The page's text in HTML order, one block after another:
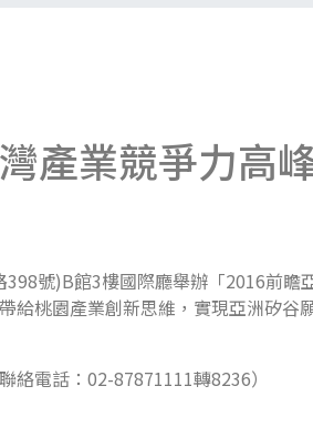
產業競爭力高峰
號)B館3樓國際廳舉辦「2016前瞻
桃園產業創新思維，實現亞洲矽谷
絡電話：02-87871111轉8236）